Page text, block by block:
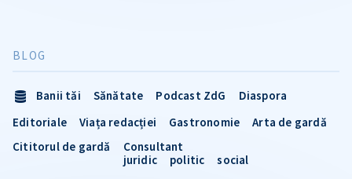
BLOG
Banii tăi Sănătate Podcast ZdG
Diaspora
Editoriale
Viața redacției Gastronomie
Arta de gardă
Cititorul de gardă
Consultant
juridic
politic social